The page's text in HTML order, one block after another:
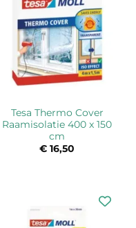
Tesa Thermo Cover
Raamisolatie 400 x 150
cm
€ 16,50